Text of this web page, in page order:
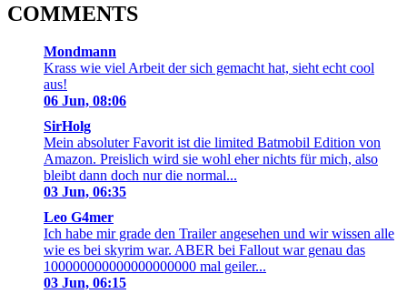
COMMENTS
Mondmann
Krass wie viel Arbeit der sich gemacht hat, sieht echt cool
aus!
06 Jun, 08:06
SirHolg
Mein absoluter Favorit ist die limited Batmobil Edition von
Amazon. Preislich wird sie wohl eher nichts für mich, also
bleibt dann doch nur die normal...
03 Jun, 06:35
Leo G4mer
Ich habe mir grade den Trailer angesehen und wir wissen alle
wie es bei skyrim war. ABER bei Fallout war genau das
100000000000000000000 mal geiler...
03 Jun, 06:15